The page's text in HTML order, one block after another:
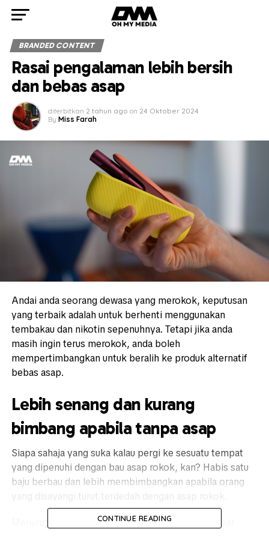
BRANDED CONTENT
Rasai pengalaman lebih bersih
dan bebas asap
diterbitkan 2 tahun ago on 24 Oktober 2024
By Miss Farah
Andai anda seorang dewasayang merokok, keputusan
yangterbaik adalah untuk berhenti menggunakan
tembakaudan nikotin sepenuhnya. Tetapi jika anda
masih ingin terus merokok, anda boleh
mempertimbangkan untuk beralih ke produkalternatif
bebas asap.
Lebih senang dan kurang
bimbang apabila tanpa asap
Siapa sahajayang suka kalau pergi ke sesuatu tempat
yang dipenuhi dengan bau asap rokok, kan? Habis satu
baju berbau dan lebih membimbangkan apabila orang
kajianyangditerbitkan
CONTINUE READING